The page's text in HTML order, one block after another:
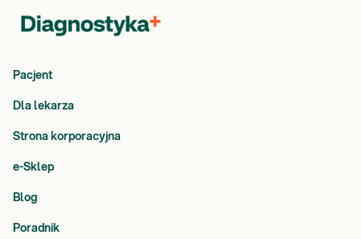
Pacjent
Dla lekarza
Strona korporacyjna
e-Sklep
Blog
Poradnik